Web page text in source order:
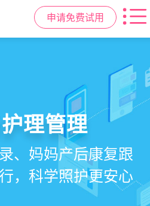
申请免费试用
管理系统
心入住、护理、
、营销全流程管
理管理
、妈妈产后康复跟
，科学照护更安心
理
住、智能排房、资
率与客户满意度
能锁客
制、精准营销、客
与转介绍